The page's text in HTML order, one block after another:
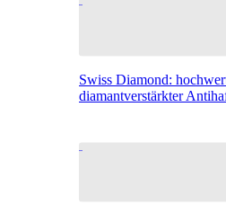
Swiss Diamond:
diamantverstärkter